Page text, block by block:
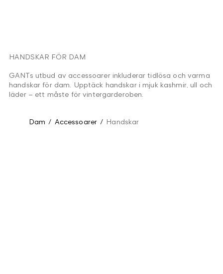
HANDSKAR FÖR DAM
GANTs utbud av accessoarer inkluderar tidlösa och varma
handskar för dam. Upptäck handskar i mjuk kashmir, ull och
läder – ett måste för vintergarderoben.
Dam / Accessoarer / Handskar